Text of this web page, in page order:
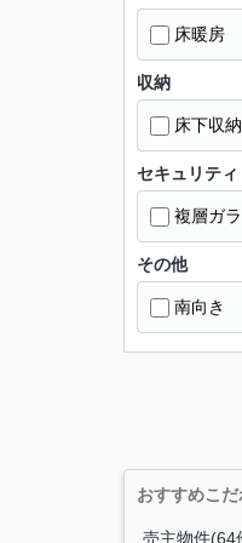
床暖房
収納
床下収納
セキュリティ
複層ガ
その他
南向き
おすすめこ
売主物件(64